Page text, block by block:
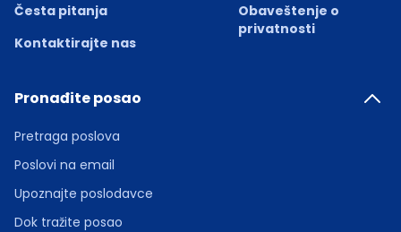
Česta pitanja
Kontaktirajte nas
Obaveštenje o
privatnosti
Pronađite posao
Pretraga poslova
Poslovi na email
Upoznajte poslodavce
Dok tražite posao